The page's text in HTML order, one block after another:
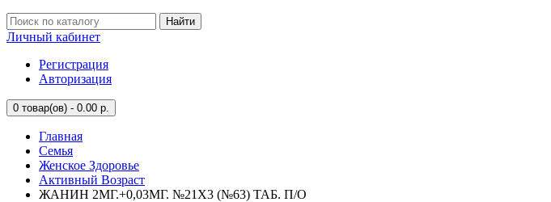
Найти
Личный кабинет
Регистрация
Авторизация
0 товар(ов) - 0.00 р.
Главная
Семья
Женское Здоровье
Активный Возраст
ЖАНИН 2МГ.+0,03МГ. №21Х3 (№63) ТАБ. П/О